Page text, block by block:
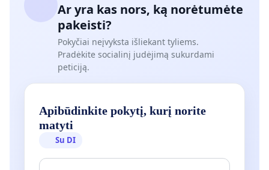
Ar yra kas nors, ką norėtumėte
pakeisti?
Pokyčiai neįvyksta išliekant tyliems.
Pradėkite socialinį judėjimą sukurdami
peticiją.
Apibūdinkite pokytį, kurį norite
matyti
Su DI